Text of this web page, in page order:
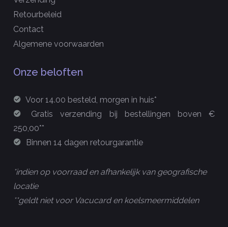
Retourbeleid
Contact
Algemene voorwaarden
Onze beloften
Voor 14.00 besteld, morgen in huis*
Gratis verzending bij bestellingen boven €
250,00**
Binnen 14 dagen retourgarantie
*indien op voorraad en afhankelijk van geografische
locatie
**geldt niet voor Vacucard en koelsmeermiddelen